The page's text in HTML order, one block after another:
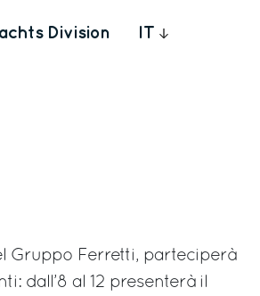
Division IT
Gruppo Ferretti, parteciperà
dall’8 al 12 presenterà il